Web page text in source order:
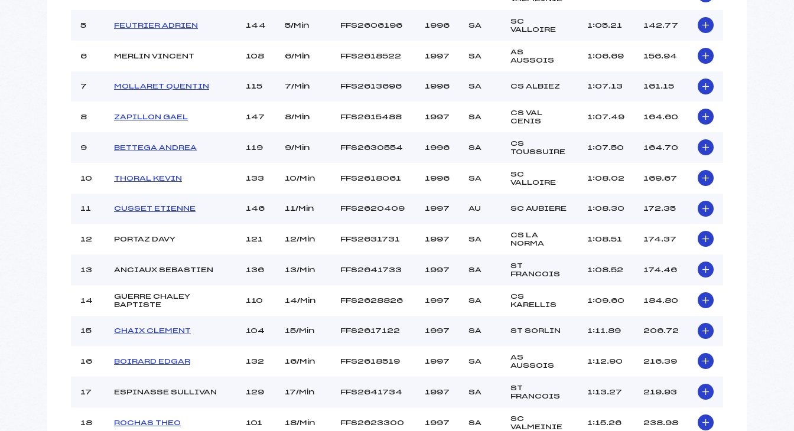
Météo :
BEAU
Température départ :
Pénalité appliquée :
128.5100
5 FEUTRIER ADRIEN 144 5/Min FFS2606196 1996 SA
SC
VALLOIRE
1:05.21 142.77
6 MERLIN VINCENT 108 6/Min FFS2618522 1997 SA
AS
AUSSOIS
1:06.69 156.94
7 MOLLARET QUENTIN 115 7/Min FFS2613696 1996 SA CS ALBIEZ 1:07.13 161.15
8 ZAPILLON GAEL 147 8/Min FFS2615488 1997 SA
CS VAL
CENIS
1:07.49 164.60
9 BETTEGA ANDREA 119 9/Min FFS2630554 1996 SA
CS
TOUSSUIRE
1:07.50 164.70
10 THORAL KEVIN 133 10/Min FFS2618061 1996 SA
SC
VALLOIRE
1:08.02 169.67
11 CUSSET ETIENNE 146 11/Min FFS2620409 1997 AU SC AUBIERE 1:08.30 172.35
12 PORTAZ DAVY 121 12/Min FFS2631731 1997 SA
CS LA
NORMA
1:08.51 174.37
13 ANCIAUX SEBASTIEN 136 13/Min FFS2641733 1997 SA
ST
FRANCOIS
1:08.52 174.46
14
GUERRE CHALEY
BAPTISTE
110 14/Min FFS2628826 1997 SA
CS
KARELLIS
1:09.60 184.80
15 CHAIX CLEMENT 104 15/Min FFS2617122 1997 SA ST SORLIN 1:11.89 206.72
16 BOIRARD EDGAR 132 16/Min FFS2618519 1997 SA
AS
AUSSOIS
1:12.90 216.39
17 ESPINASSE SULLIVAN 129 17/Min FFS2641734 1997 SA
ST
FRANCOIS
1:13.27 219.93
18 ROCHAS THEO 101 18/Min FFS2623300 1997 SA
SC
VALMEINIE
1:15.26 238.98